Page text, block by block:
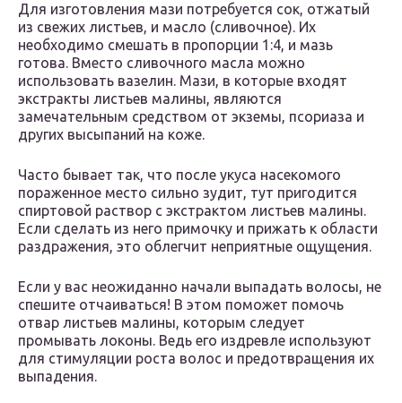
Для изготовления мази потребуется сок, отжатый
из свежих листьев, и масло (сливочное). Их
необходимо смешать в пропорции 1:4, и мазь
готова. Вместо сливочного масла можно
использовать вазелин. Мази, в которые входят
экстракты листьев малины, являются
замечательным средством от экземы, псориаза и
других высыпаний на коже.
Часто бывает так, что после укуса насекомого
пораженное место сильно зудит, тут пригодится
спиртовой раствор с экстрактом листьев малины.
Если сделать из него примочку и прижать к области
раздражения, это облегчит неприятные ощущения.
Если у вас неожиданно начали выпадать волосы, не
спешите отчаиваться! В этом поможет помочь
отвар листьев малины, которым следует
промывать локоны. Ведь его издревле используют
для стимуляции роста волос и предотвращения их
выпадения.